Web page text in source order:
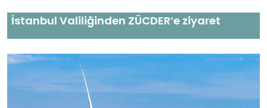
İstanbul Valiliğinden ZÜCDER’e ziyaret